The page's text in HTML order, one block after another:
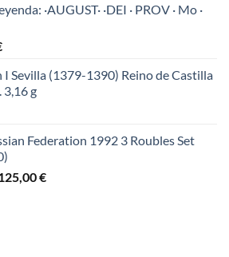
€.
65,00 €.
·AUGUST· ·DEI · PROV · Mo ·
I Sevilla (1379-1390) Reino de Castilla
3,16 g
Federation 1992 3 Roubles Set
€El